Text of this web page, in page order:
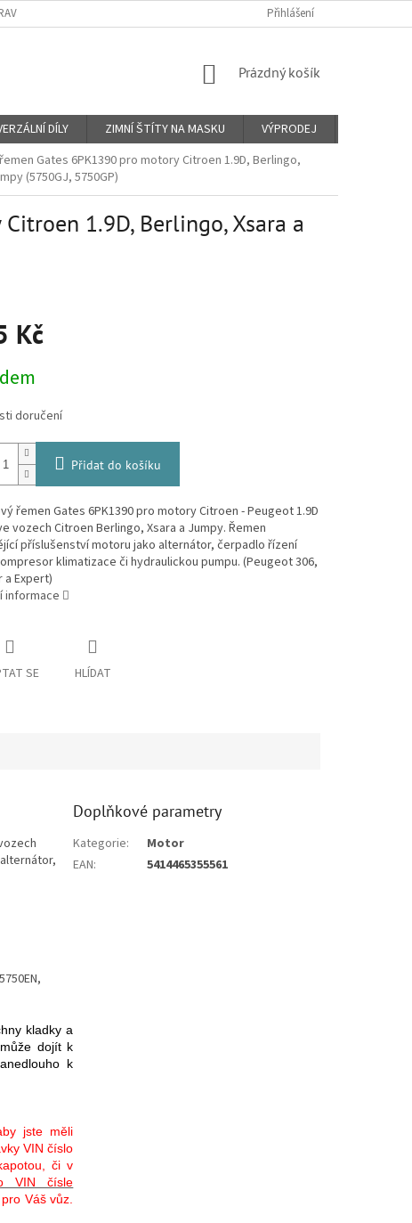
A PLATBY PROČ VIN KÓD? O NÁS
Přihlášení
NÁKUPNÍ
Prázdný košík
DÍLY ZIMNÍ ŠTÍTY NA MASKU VÝPRODEJ
Gates 6PK1390 pro motory Citroen 1.9D, Berlingo,
(5750GJ, 5750GP)
1.9D, Berlingo, Xsara a
Kč
doručení
Přidat do košíku
řemen Gates 6PK1390 pro motory Citroen - Peugeot 1.9D
vozech Citroen Berlingo, Xsara a Jumpy. Řemen
příslušenství motoru jako alternátor, čerpadlo řízení
klimatizace či hydraulickou pumpu. (Peugeot 306,
a Expert)
informace
SE HLÍDAT
kladky a
dojít k
k
jste měli
VIN číslo
či v
VIN čísle
Váš vůz.
Doplňkové parametry
Kategorie:
Motor
EAN: 5414465355561